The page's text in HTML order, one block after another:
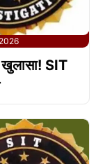
खुलासा! SIT